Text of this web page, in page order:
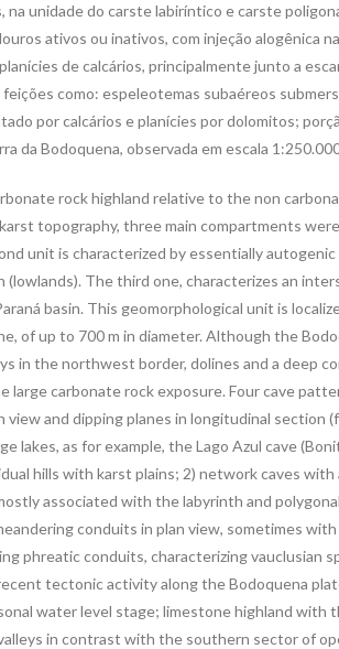
na unidade do carste labiríntico e carste
ativos ou inativos, com injeção alogênica
de calcários, principalmente junto a
como: espeleotemas subaéreos
por calcários e planícies por dolomitos;
da Bodoquena, observada em escala
rock highland relative to the non
topography, three main compartments
unit is characterized by essentially autogenic
(lowlands). The third one, characterizes an
basin. This geomorphological unit is
of up to 700 m in diameter. Although the
in the northwest border, dolines and a deep
carbonate rock exposure. Four cave
and dipping planes in longitudinal section
lakes, as for example, the Lago Azul cave
hills with karst plains; 2) network caves
associated with the labyrinth and
conduits in plan view, sometimes
phreatic conduits, characterizing vauclusian
tectonic activity along the Bodoquena
water level stage; limestone highland with
in contrast with the southern sector of